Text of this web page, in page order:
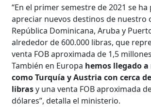
“En el primer semestre de 2021 se
apreciar nuevos destinos de nuestro
República Dominicana, Aruba y
alrededor de 600.000 libras, que
venta FOB aproximada de 1,5
También en Europa hemos llegado
como Turquía y Austria con cerca
librasy una venta FOB aproximada
dólares”, detalla el ministerio.